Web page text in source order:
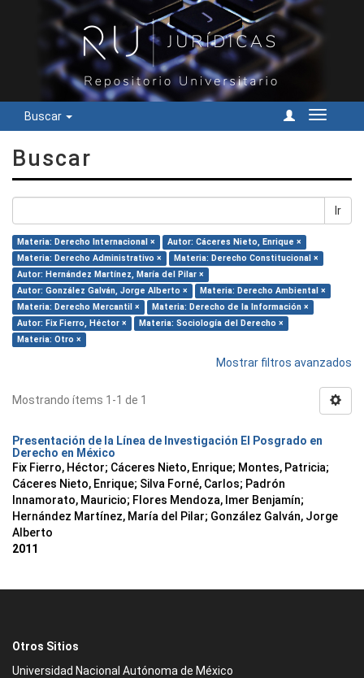
Buscar
Cambiar
Buscar
Ir
Materia: Derecho Internacional ×
Autor: Cáceres Nieto, Enrique ×
Materia: Derecho Administrativo ×
Materia: Derecho Constitucional ×
Autor: Hernández Martínez, María del Pilar ×
Autor: González Galván, Jorge Alberto ×
Materia: Derecho Ambiental ×
Materia: Derecho Mercantil ×
Materia: Derecho de la Información ×
Autor: Fix Fierro, Héctor ×
Materia: Sociología del Derecho ×
Materia: Otro ×
Mostrar filtros avanzados
Mostrando ítems 1-1 de 1
Presentación de la Línea de Investigación El Posgrado en
Derecho en México
Fix Fierro, Héctor; Cáceres Nieto, Enrique; Montes, Patricia;
Cáceres Nieto, Enrique; Silva Forné, Carlos; Padrón
Innamorato, Mauricio; Flores Mendoza, Imer Benjamín;
Hernández Martínez, María del Pilar; González Galván, Jorge
Alberto
2011
Otros Sitios
Universidad Nacional Autónoma de México